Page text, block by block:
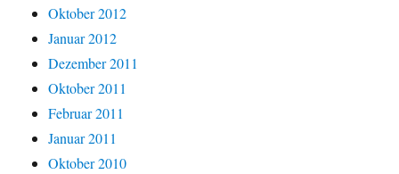
Oktober 2012
Januar 2012
Dezember 2011
Oktober 2011
Februar 2011
Januar 2011
Oktober 2010